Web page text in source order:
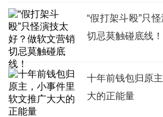
“假打架斗殴”只
切忌莫触碰底线！
十年前钱包归原
大的正能量